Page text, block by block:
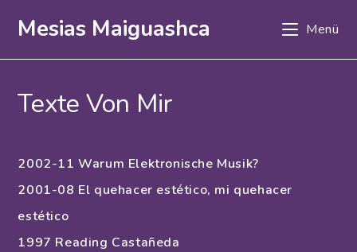
InhaltMesias Maiguashca Menü
Texte Von Mir
2002-11 Warum Elektronische Musik?
2001-08 El quehacer estético, mi quehacer
estético
1997 Reading Castañeda